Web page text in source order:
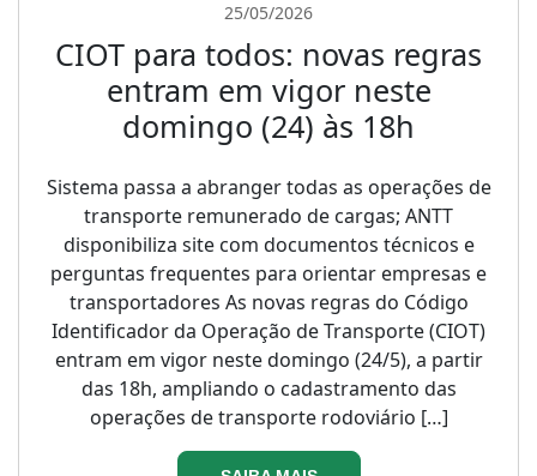
25/05/2026
CIOT para todos: novas regras
entram em vigor neste
domingo (24) às 18h
Sistema passa a abranger todas as operações de
transporte remunerado de cargas; ANTT
disponibiliza site com documentos técnicos e
perguntas frequentes para orientar empresas e
transportadores As novas regras do Código
Identificador da Operação de Transporte (CIOT)
entram em vigor neste domingo (24/5), a partir
das 18h, ampliando o cadastramento das
operações de transporte rodoviário […]